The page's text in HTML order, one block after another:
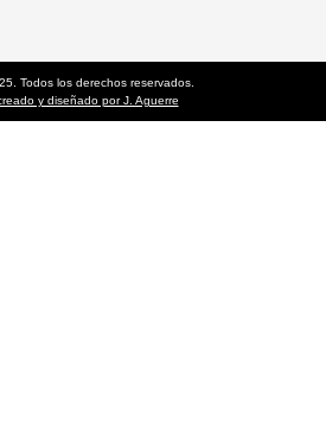
Todos los derechos reservados.
y diseñado por J. Aguerre